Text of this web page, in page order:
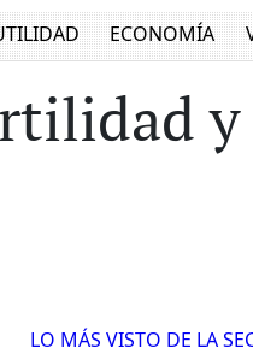
ECONOMÍA
y
LO MÁS VISTO DE LA